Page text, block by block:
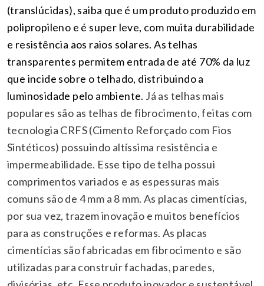
(translúcidas), saiba que é um produto produzido em
polipropileno e é super leve, com muita durabilidade
e resistência aos raios solares. As telhas
transparentes permitem entrada de até 70% da luz
que incide sobre o telhado, distribuindo a
luminosidade pelo ambiente. Já as telhas mais
populares são as telhas de fibrocimento, feitas com
tecnologia CRFS (Cimento Reforçado com Fios
Sintéticos) possuindo altíssima resistência e
impermeabilidade. Esse tipo de telha possui
comprimentos variados e as espessuras mais
comuns são de 4 mm a 8 mm. As placas cimentícias,
por sua vez, trazem inovação e muitos benefícios
para as construções e reformas. As placas
cimentícias são fabricadas em fibrocimento e são
utilizadas para construir fachadas, paredes,